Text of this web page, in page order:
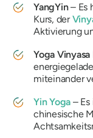
YangYin– Es
Kurs, der
Aktivierung
Yoga
miteinander
Yin Yoga –
chinesische